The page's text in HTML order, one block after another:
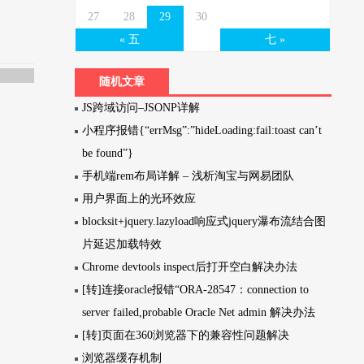
« 五 七 »
27
28 29 30
随机文章
JS跨域访问–JSONP详解
小程序报错{“errMsg”:”hideLoading:fail:toast can’t
be found”}
手机端rem布局详解 – 浅析淘宝与网易团队
用户界面上的光环效应
blocksit+jquery.lazyload响应式jquery瀑布流结合图
片延迟加载特效
Chrome devtools inspect后打开空白解决办法
[转]连接oracle报错“ORA-28547：connection to
server failed,probable Oracle Net admin 解决办法
[转]页面在360浏览器下的兼容性问题解决
浏览器缓存机制